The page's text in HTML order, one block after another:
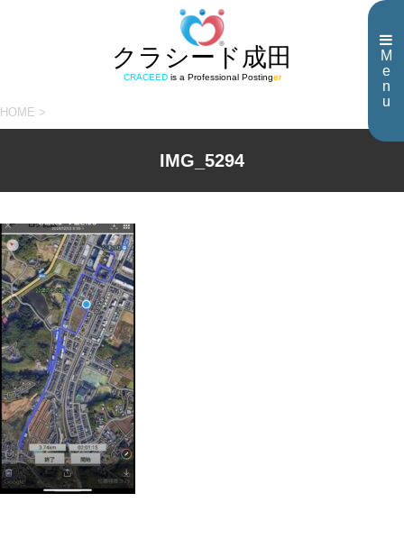
M
e
n
u
クラシード成田
CRACEEDis a Professional Postinger
HOME >
IMG_5294